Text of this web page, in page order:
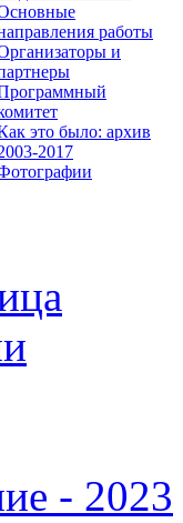
работы
и
это было: архив
2017
- 2023